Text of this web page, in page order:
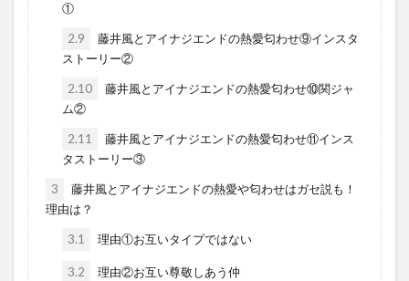
①
2.9
藤井風とアイナジエンドの熱愛匂わせ⑨インスタ
ストーリー②
2.10
藤井風とアイナジエンドの熱愛匂わせ⑩関ジャ
ム②
2.11
藤井風とアイナジエンドの熱愛匂わせ⑪インス
タストーリー③
3
藤井風とアイナジエンドの熱愛や匂わせはガセ説も！
理由は？
3.1 理由①お互いタイプではない
3.2 理由②お互い尊敬しあう仲